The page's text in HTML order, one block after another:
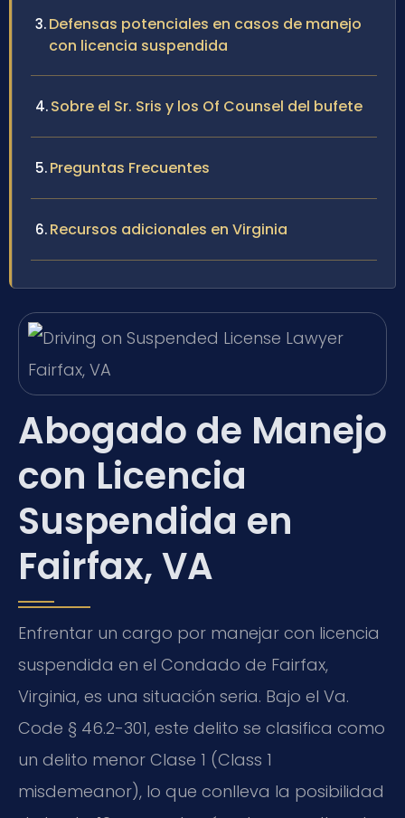
Defensas potenciales en casos de manejo
con licencia suspendida
Sobre el Sr. Sris y los Of Counsel del bufete
Preguntas Frecuentes
Recursos adicionales en Virginia
Abogado de Manejo
con Licencia
Suspendida en
Fairfax, VA
Enfrentar un cargo por manejar con licencia
suspendida en el Condado de Fairfax,
Virginia, es una situación seria. Bajo el Va.
Code § 46.2-301, este delito se clasifica como
un delito menor Clase 1 (Class 1
misdemeanor), lo que conlleva la posibilidad